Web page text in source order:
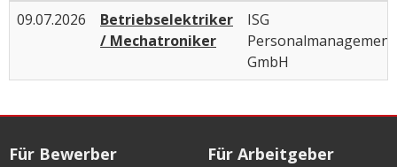
09.07.2026
Betriebselektriker
/ Mechatroniker
ISG
Personalmanagement
GmbH
Für Bewerber Für Arbeitgeber